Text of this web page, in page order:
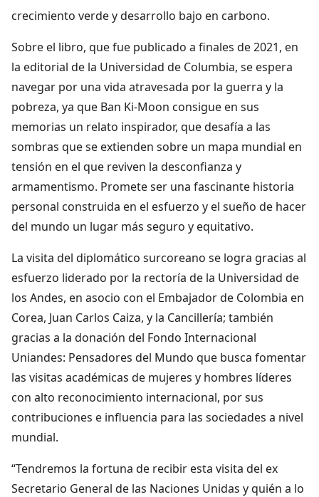
crecimiento verde y desarrollo bajo en carbono.
Sobre el libro, que fue publicado a finales de 2021, en
la editorial de la Universidad de Columbia, se espera
navegar por una vida atravesada por la guerra y la
pobreza, ya que Ban Ki-Moon consigue en sus
memorias un relato inspirador, que desafía a las
sombras que se extienden sobre un mapa mundial en
tensión en el que reviven la desconfianza y
armamentismo. Promete ser una fascinante historia
personal construida en el esfuerzo y el sueño de hacer
del mundo un lugar más seguro y equitativo.
La visita del diplomático surcoreano se logra gracias al
esfuerzo liderado por la rectoría de la Universidad de
los Andes, en asocio con el Embajador de Colombia en
Corea, Juan Carlos Caiza, y la Cancillería; también
gracias a la donación del Fondo Internacional
Uniandes: Pensadores del Mundo que busca fomentar
las visitas académicas de mujeres y hombres líderes
con alto reconocimiento internacional, por sus
contribuciones e influencia para las sociedades a nivel
mundial.
“Tendremos la fortuna de recibir esta visita del ex
Secretario General de las Naciones Unidas y quién a lo